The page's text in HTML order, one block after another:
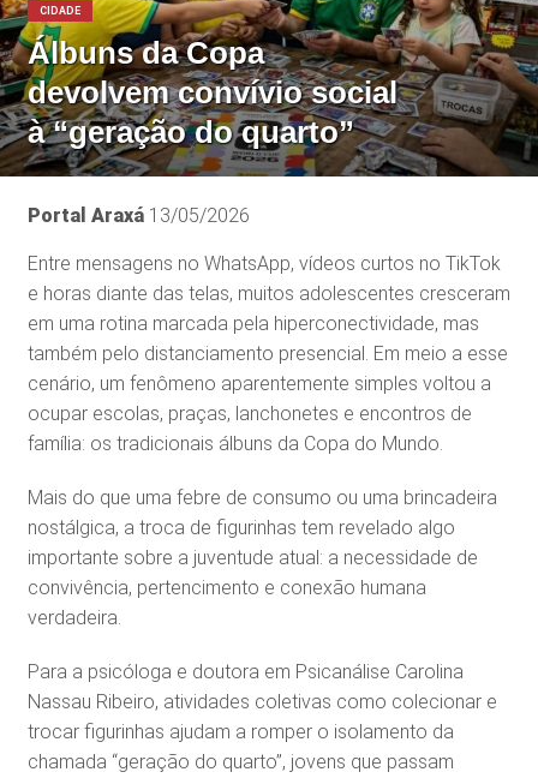
CIDADE
Álbuns da Copa
devolvem convívio social
à “geração do quarto”
Portal Araxá 13/05/2026
Entre mensagens no WhatsApp, vídeos curtos no TikTok
e horas diante das telas, muitos adolescentes cresceram
em uma rotina marcada pela hiperconectividade, mas
também pelo distanciamento presencial. Em meio a esse
cenário, um fenômeno aparentemente simples voltou a
ocupar escolas, praças, lanchonetes e encontros de
família: os tradicionais álbuns da Copa do Mundo.
Mais do que uma febre de consumo ou uma brincadeira
nostálgica, a troca de figurinhas tem revelado algo
importante sobre a juventude atual: a necessidade de
convivência, pertencimento e conexão humana
verdadeira.
Para a psicóloga e doutora em Psicanálise Carolina
Nassau Ribeiro, atividades coletivas como colecionar e
trocar figurinhas ajudam a romper o isolamento da
chamada “geração do quarto”, jovens que passam